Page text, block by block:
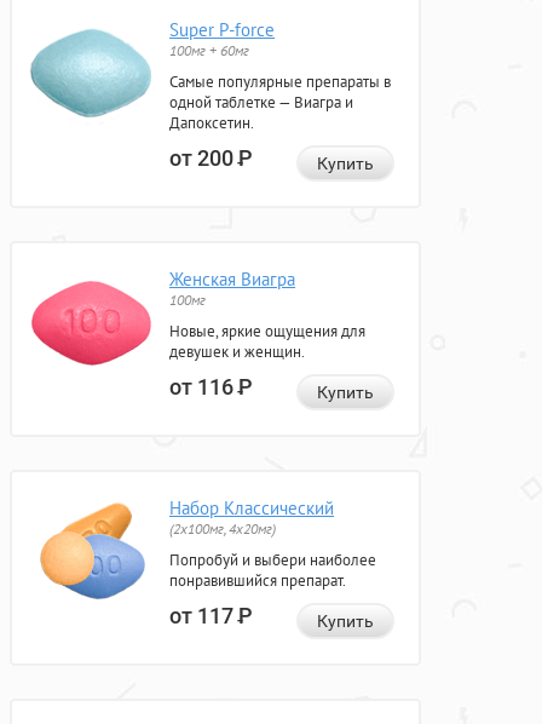
Super P-force
100мг + 60мг
Самые популярные препараты в
одной таблетке — Виагра и
Дапоксетин.
от 200Р Купить
Женская Виагра
100мг
Новые, яркие ощущения для
девушек и женщин.
от 116Р Купить
Набор Классический
(2x100мг, 4x20мг)
Попробуй и выбери наиболее
понравившийся препарат.
от 117Р Купить